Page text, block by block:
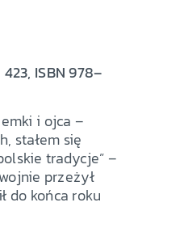
ISBN 978–
i ojca –
stałem się
tradycje” –
przeżył
do końca roku